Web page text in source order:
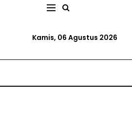
Kamis, 06 Agustus 2026